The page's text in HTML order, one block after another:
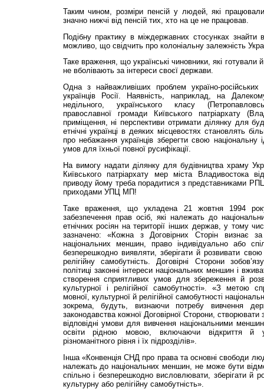
Таким чином, розміри пенсій у людей, які
значно нижчі від пенсій тих, хто на це не працював.
Подібну практику в міждержавних стосунках знайти
можливо, що свідчить про колоніальну залежність
Таке враження, що українські чиновники, які готували
не вболівають за інтереси своєї держа­ви.
Одна з найважливіших проблем україно-
українців Росії. Наявність, наприклад, на
недільного, українського класу
православної громади Київського патріархату
приміщення, ні перспективи отримати ділянку для
етнічні українці в деяких місцевостях становлять
про небажання українців зберегти свою націо­нальну
умов для їхньої повної руси­фікації.
На вимогу надати ділянку для будівництва храму
Київського патріархату мер міста Владивостока
приводу йому треба порадитися з пред­ставниками
приходами УПЦ МП!
Таке враження, що укладена 21 жовтня 1994
забезпечення прав осіб, які належать до
етнічних росіян на території інших держав, у тому
зазначено: «Кожна з Договірних Сторін визнає
національних меншин, право індивідуально або
безперешкодно виявляти, зберігати й розвивати
релігійну самобут­ність. Договірні Сторони
політиці законні інтереси національних меншин і
створення сприятливих умов для збереження й
культурної і релігійної самобутності». «З метою
мовної, культурної й ре­лігійної самобутності
зокрема, будуть, визнаючи потребу вивчення
законодавства кожної Договірної Сторони,
відповідні умови для вивчення націо­нальними
освіти рідною мовою, включаючи відкриття й
різноманітного рівня і їх підрозділів».
Інша «Конвенція СНД про права та основні свободи
належать до націо­нальних меншин, не може бути
спільно і безперешкодно висловлювати, зберігати й
культурну або релігійну самобутність».